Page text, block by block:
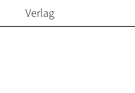
Verlag